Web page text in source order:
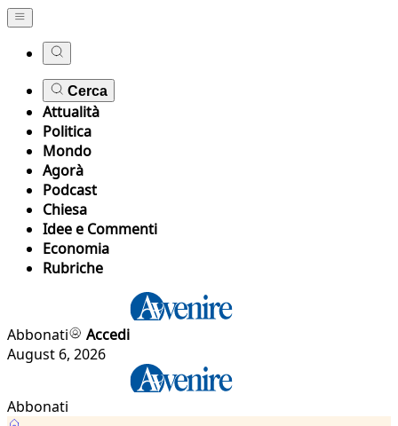
Cerca
Attualità
Politica
Mondo
Agorà
Podcast
Chiesa
Idee e Commenti
Economia
Rubriche
Abbonati
Accedi
August 6, 2026
Abbonati